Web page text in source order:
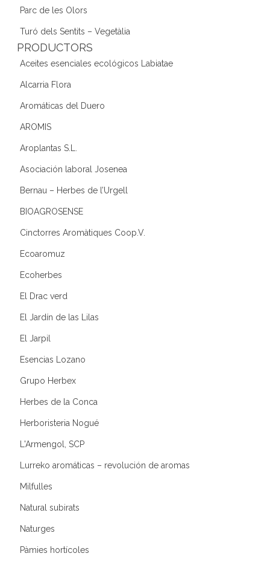
Parc de les Olors
Turó dels Sentits – Vegetàlia
PRODUCTORS
Aceites esenciales ecológicos Labiatae
Alcarria Flora
Aromáticas del Duero
AROMIS
Aroplantas S.L.
Asociación laboral Josenea
Bernau – Herbes de l’Urgell
BIOAGROSENSE
Cinctorres Aromàtiques Coop.V.
Ecoaromuz
Ecoherbes
El Drac verd
El Jardín de las Lilas
El Jarpil
Esencias Lozano
Grupo Herbex
Herbes de la Conca
Herboristeria Nogué
L'Armengol, SCP
Lurreko aromáticas – revolución de aromas
Milfulles
Natural subirats
Naturges
Pàmies hortícoles